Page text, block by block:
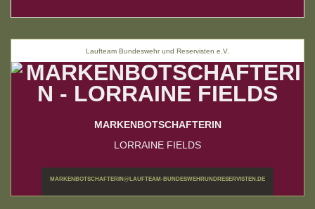
Laufteam Bundeswehr und Reservisten e.V.
MARKENBOTSCHAFTERIN
LORRAINE FIELDS
MARKENBOTSCHAFTERIN@LAUFTEAM-BUNDESWEHRUNDRESERVISTEN.DE